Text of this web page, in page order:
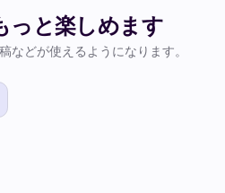
っと楽しめます
などが使えるようになります。